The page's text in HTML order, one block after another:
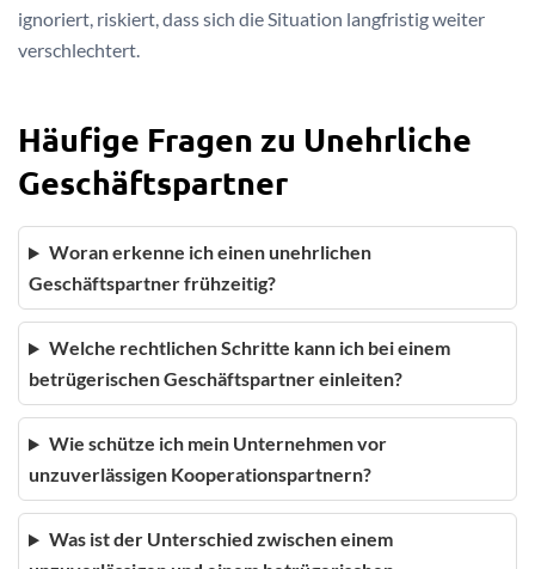
ignoriert, riskiert, dass sich die Situation langfristig weiter
verschlechtert.
Häufige Fragen zu Unehrliche
Geschäftspartner
Woran erkenne ich einen unehrlichen
Geschäftspartner frühzeitig?
Welche rechtlichen Schritte kann ich bei einem
betrügerischen Geschäftspartner einleiten?
Wie schütze ich mein Unternehmen vor
unzuverlässigen Kooperationspartnern?
Was ist der Unterschied zwischen einem